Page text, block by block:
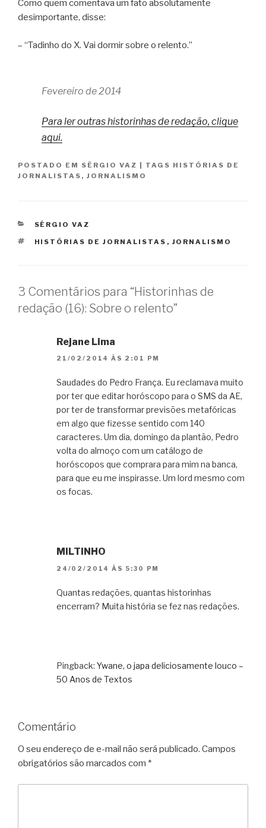
Como quem comentava um fato absolutamente
desimportante, disse:
– “Tadinho do X. Vai dormir sobre o relento.”
Fevereiro de 2014
Para ler outras historinhas de redação, clique
aqui.
POSTADO EM SÉRGIO VAZ TAGS HISTÓRIAS DE
JORNALISTAS , JORNALISMO
CATEGORIAS
SÉRGIO VAZ
TAGS
HISTÓRIAS DE JORNALISTAS , JORNALISMO
3 Comentários para “Historinhas de
redação (16): Sobre o relento”
Rejane Lima
21/02/2014 ÀS 2:01 PM
Saudades do Pedro França. Eu reclamava muito
por ter que editar horóscopo para o SMS da AE,
por ter de transformar previsões metafóricas
em algo que fizesse sentido com 140
caracteres. Um dia, domingo da plantão, Pedro
volta do almoço com um catálogo de
horóscopos que comprara para mim na banca,
para que eu me inspirasse. Um lord mesmo com
os focas.
MILTINHO
24/02/2014 ÀS 5:30 PM
Quantas redações, quantas historinhas
encerram? Muita história se fez nas redações.
Pingback: Ywane, o japa deliciosamente louco –
50 Anos de Textos
Comentário
O seu endereço de e-mail não será publicado. Campos
obrigatórios são marcados com *